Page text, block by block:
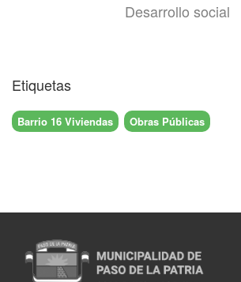
Desarrollo social
Etiquetas
Barrio 16 Viviendas Obras Públicas